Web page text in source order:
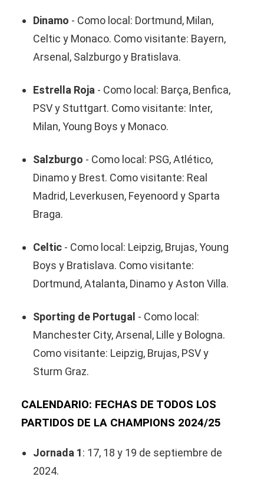
Dinamo - Como local: Dortmund, Milan,
Celtic y Monaco. Como visitante: Bayern,
Arsenal, Salzburgo y Bratislava.
Estrella Roja - Como local: Barça, Benfica,
PSV y Stuttgart. Como visitante: Inter,
Milan, Young Boys y Monaco.
Salzburgo - Como local: PSG, Atlético,
Dinamo y Brest. Como visitante: Real
Madrid, Leverkusen, Feyenoord y Sparta
Braga.
Celtic - Como local: Leipzig, Brujas, Young
Boys y Bratislava. Como visitante:
Dortmund, Atalanta, Dinamo y Aston Villa.
Sporting de Portugal - Como local:
Manchester City, Arsenal, Lille y Bologna.
Como visitante: Leipzig, Brujas, PSV y
Sturm Graz.
CALENDARIO: FECHAS DE TODOS LOS
PARTIDOS DE LA CHAMPIONS 2024/25
Jornada 1: 17, 18 y 19 de septiembre de
2024.